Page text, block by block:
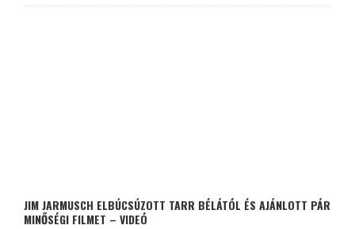
JIM JARMUSCH ELBÚCSÚZOTT TARR BÉLÁTÓL ÉS AJÁNLOTT PÁR
MINŐSÉGI FILMET – VIDEÓ